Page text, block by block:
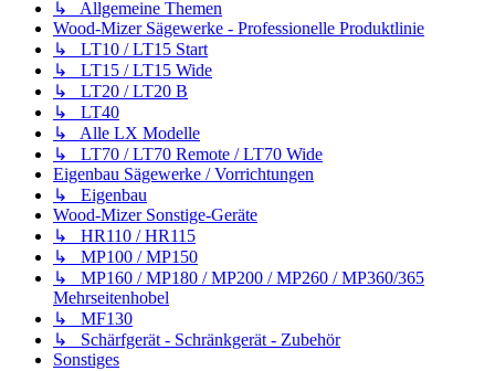
↳ Allgemeine Themen
Wood-Mizer Sägewerke - Professionelle Produktlinie
↳ LT10 / LT15 Start
↳ LT15 / LT15 Wide
↳ LT20 / LT20 B
↳ LT40
↳ Alle LX Modelle
↳ LT70 / LT70 Remote / LT70 Wide
Eigenbau Sägewerke / Vorrichtungen
↳ Eigenbau
Wood-Mizer Sonstige-Geräte
↳ HR110 / HR115
↳ MP100 / MP150
↳ MP160 / MP180 / MP200 / MP260 / MP360/365
Mehrseitenhobel
↳ MF130
↳ Schärfgerät - Schränkgerät - Zubehör
Sonstiges